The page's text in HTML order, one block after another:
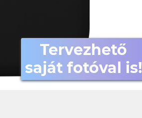
Tervezhető
saját fotóval is!